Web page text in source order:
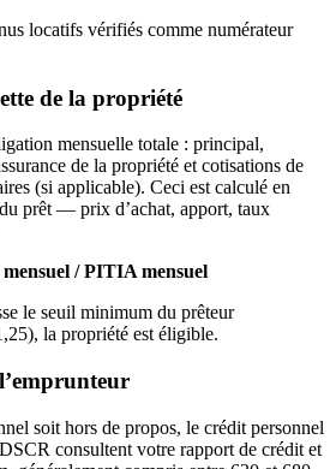
locatifs vérifiés comme numérateur
de la propriété
mensuelle totale : principal,
de la propriété et cotisations de
(si applicable). Ceci est calculé en
prêt — prix d’achat, apport, taux
/ PITIA mensuel
le seuil minimum du prêteur
la propriété est éligible.
soit hors de propos, le crédit personnel
consultent votre rapport de crédit et